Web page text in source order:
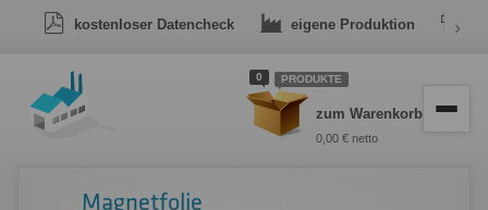
kostenloser Datencheck eigene Produktion ›
0 PRODUKTE
zum Warenkorb
0,00 € netto
Magnetfolie